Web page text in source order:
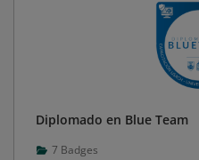
Diplomado en Blue Team
7 Badges